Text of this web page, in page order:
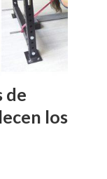
de
los